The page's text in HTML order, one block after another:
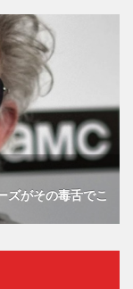
ズがその毒舌でこ